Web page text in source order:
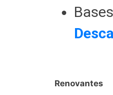
Renovantes